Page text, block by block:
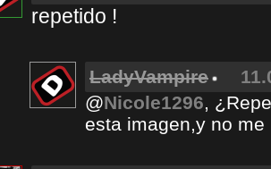
repetido !
LadyVampire
@Nicole1296,
esta imagen,y no